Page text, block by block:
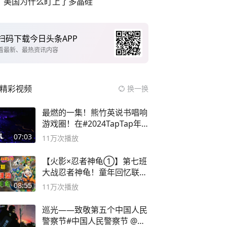
码下载今日头条APP
最新、最热资讯内容
精彩视频 换一换
07:03
最燃的一集！熊竹英说书唱响
游戏圈！在#2024TapTap年
度游戏大赏
11万次播放
08:55
【火影×忍者神龟①】第七班
大战忍者神龟！童年回忆联动
论武？
11万次播放
巡光——致敬第五个中国人民
警察节#中国人民警察节 @抖